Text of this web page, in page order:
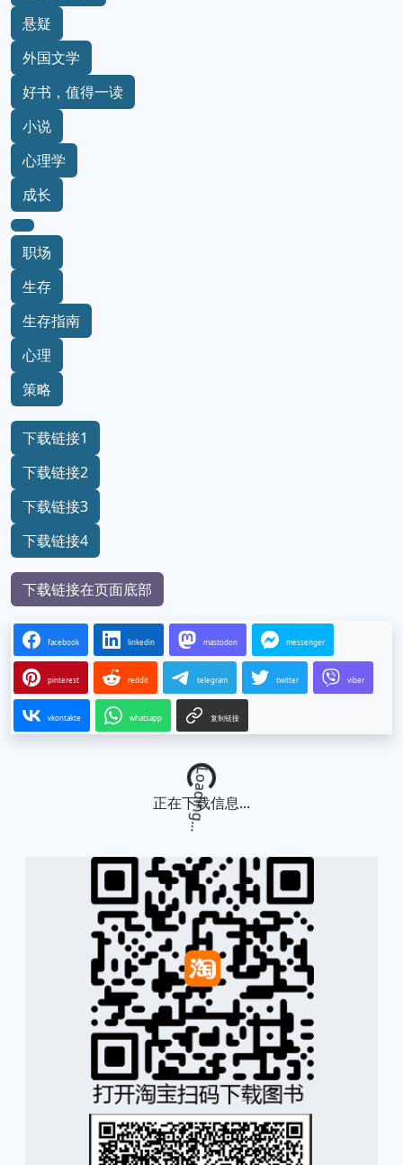
悬疑
外国文学
好书，值得一读
小说
心理学
成长
职场
生存
生存指南
心理
策略
下载链接1
下载链接2
下载链接3
下载链接4
下载链接在页面底部
facebook linkedin mastodon messenger
pinterest reddit telegram twitter viber
vkontakte whatsapp 复制链接
Loading...
正在下载信息...